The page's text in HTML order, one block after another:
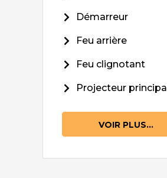
Démarreur
Feu arrière
Feu clignotant
Projecteur principal
VOIR PLUS...